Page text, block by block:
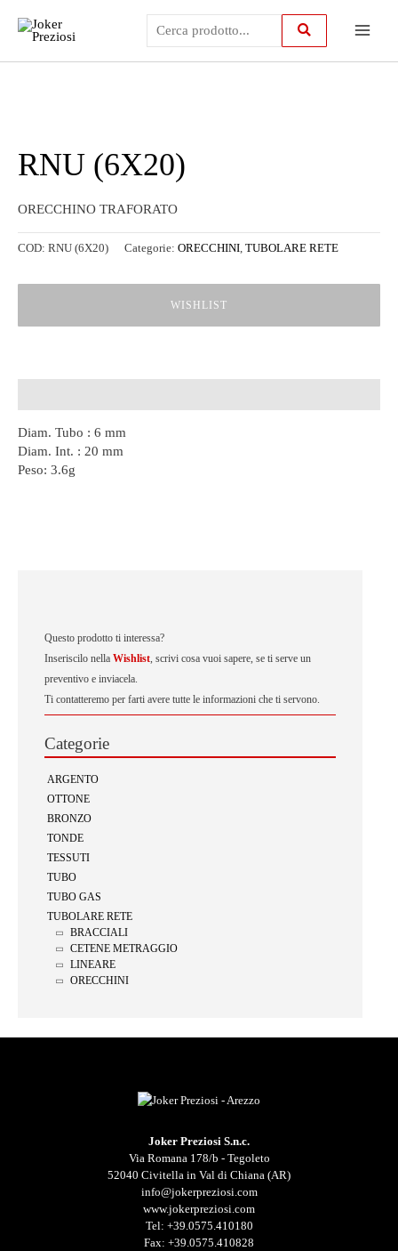
contenuto
Questo prodotto ti interessa?
Inseriscilo nella Wishlist, scrivi cosa vuoi sapere, se ti serve un
preventivo e inviacela.
Ti contatteremo per farti avere tutte le informazioni che ti servono.
Categorie
ARGENTO
OTTONE
BRONZO
TONDE
TESSUTI
TUBO
TUBO GAS
TUBOLARE RETE
BRACCIALI
CETENE METRAGGIO
LINEARE
ORECCHINI
RNU (6X20)
ORECCHINO TRAFORATO
COD: RNU (6X20) Categorie: ORECCHINI, TUBOLARE RETE
WISHLIST
Diam. Tubo : 6 mm
Diam. Int. : 20 mm
Peso: 3.6g
Joker Preziosi S.n.c.
Via Romana 178/b - Tegoleto
52040 Civitella in Val di Chiana (AR)
info@jokerpreziosi.com
www.jokerpreziosi.com
Tel: +39.0575.410180
Fax: +39.0575.410828